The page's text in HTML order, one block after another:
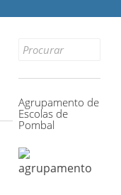
Search
Agrupamento de
Escolas de
Pombal